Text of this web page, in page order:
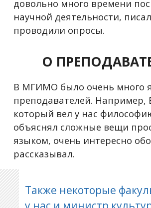
довольно много времени
научной деятельности,
проводили опросы.
О
В МГИМО было очень много
преподавателей. Например,
который вел у нас
объяснял сложные вещи
языком, очень интересно
рассказывал.
Также некоторые